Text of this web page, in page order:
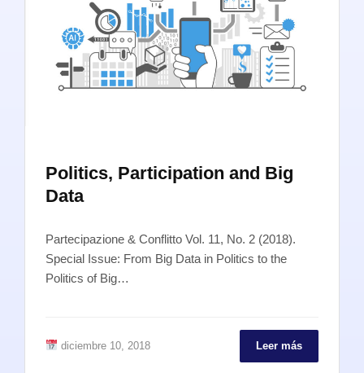
Politics, Participation and Big
Data
Partecipazione & Conflitto Vol. 11, No. 2 (2018).
Special Issue: From Big Data in Politics to the
Politics of Big…
diciembre 10, 2018 Leer más